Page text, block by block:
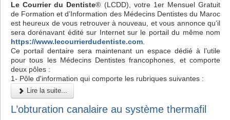
Le Courrier du Dentiste® (LCDD), votre 1er Mensuel Gratuit
de Formation et d’Information des Médecins Dentistes du Maroc
est heureux de vous retrouver à nouveau, et vous annonce qu’il
sera dorénavant édité sur Internet sur le portail du même nom
https://www.lecourrierdudentiste.com
Ce portail dentaire sera maintenant un espace dédié à l’utile
pour tous les Médecins Dentistes francophones, et comporte
deux pôles :
1- Pôle d'information qui comporte les rubriques suivantes :
Lire la suite...
L’obturation canalaire au système thermafil